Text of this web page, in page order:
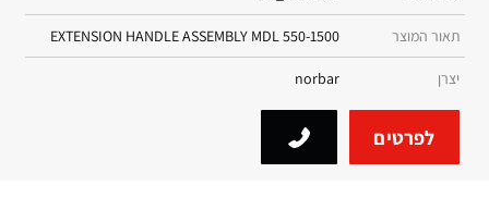
תאור המוצר EXTENSION HANDLE ASSEMBLY MDL 550-1500
יצרן norbar
לפרטים